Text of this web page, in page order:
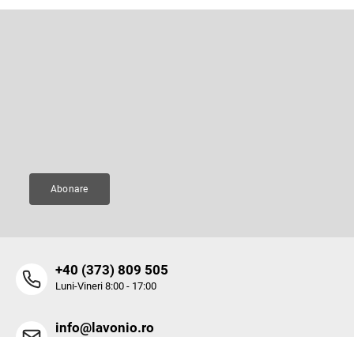
Abonare
‭+40 (373) 809 505‬
Luni-Vineri 8:00 - 17:00
info@lavonio.ro